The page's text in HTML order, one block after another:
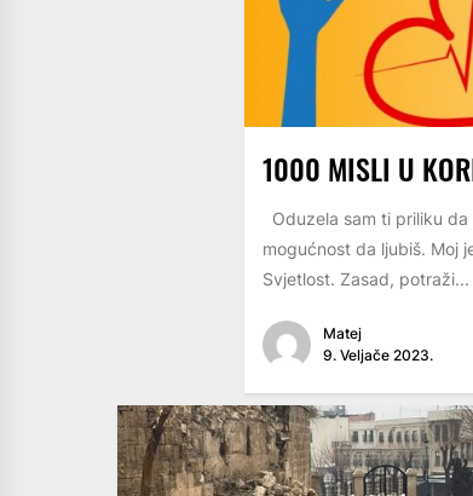
1000 MISLI U
Oduzela sam ti priliku
mogućnost da ljubiš. Moj
Svjetlost. Zasad, potraži...
Matej
9. Veljače 2023.